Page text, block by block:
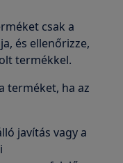
csak a
és ellenőrizze,
termékkel.
terméket, ha az
javítás vagy a